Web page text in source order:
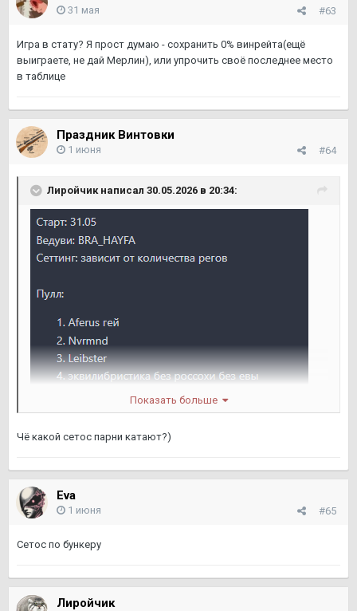
#63
31 мая
Игра в стату? Я прост думаю - сохранить 0% винрейта(ещё
выиграете, не дай Мерлин), или упрочить своё последнее место
в таблице
Праздник Винтовки
#64
1 июня
Лиройчик написал 30.05.2026 в 20:34:
Показать больше
Чё какой сетос парни катают?)
Eva
#65
1 июня
Сетос по бункеру
Лиройчик